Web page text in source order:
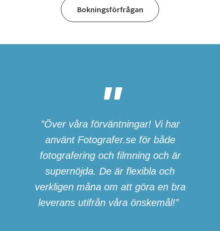
Bokningsförfrågan
”Över våra förväntningar! Vi har
använt Fotografer.se för både
fotografering och filmning och är
supernöjda. De är flexibla och
verkligen måna om att göra en bra
leverans utifrån våra önskemål!”